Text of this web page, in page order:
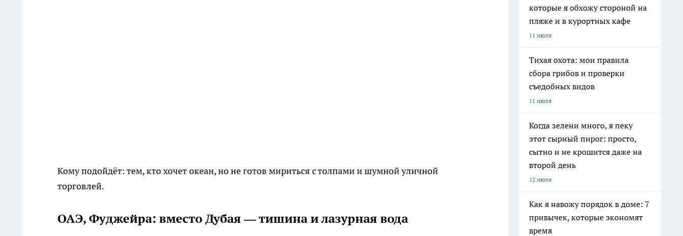
Кому подойдёт: тем, кто хочет океан, но не готов мириться с толпами и шумной уличной
торговлей.
ОАЭ, Фуджейра: вместо Дубая — тишина и лазурная вода
которые я обхожу стороной на
пляже и в курортных кафе
11 июля
Тихая охота: мои правила
сбора грибов и проверки
съедобных видов
11 июля
Когда зелени много, я пеку
этот сырный пирог: просто,
сытно и не крошится даже на
второй день
12 июля
Как я навожу порядок в доме: 7
привычек, которые экономят
время